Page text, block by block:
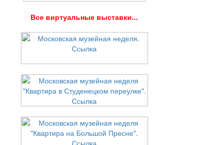
Все виртуальные выставки...